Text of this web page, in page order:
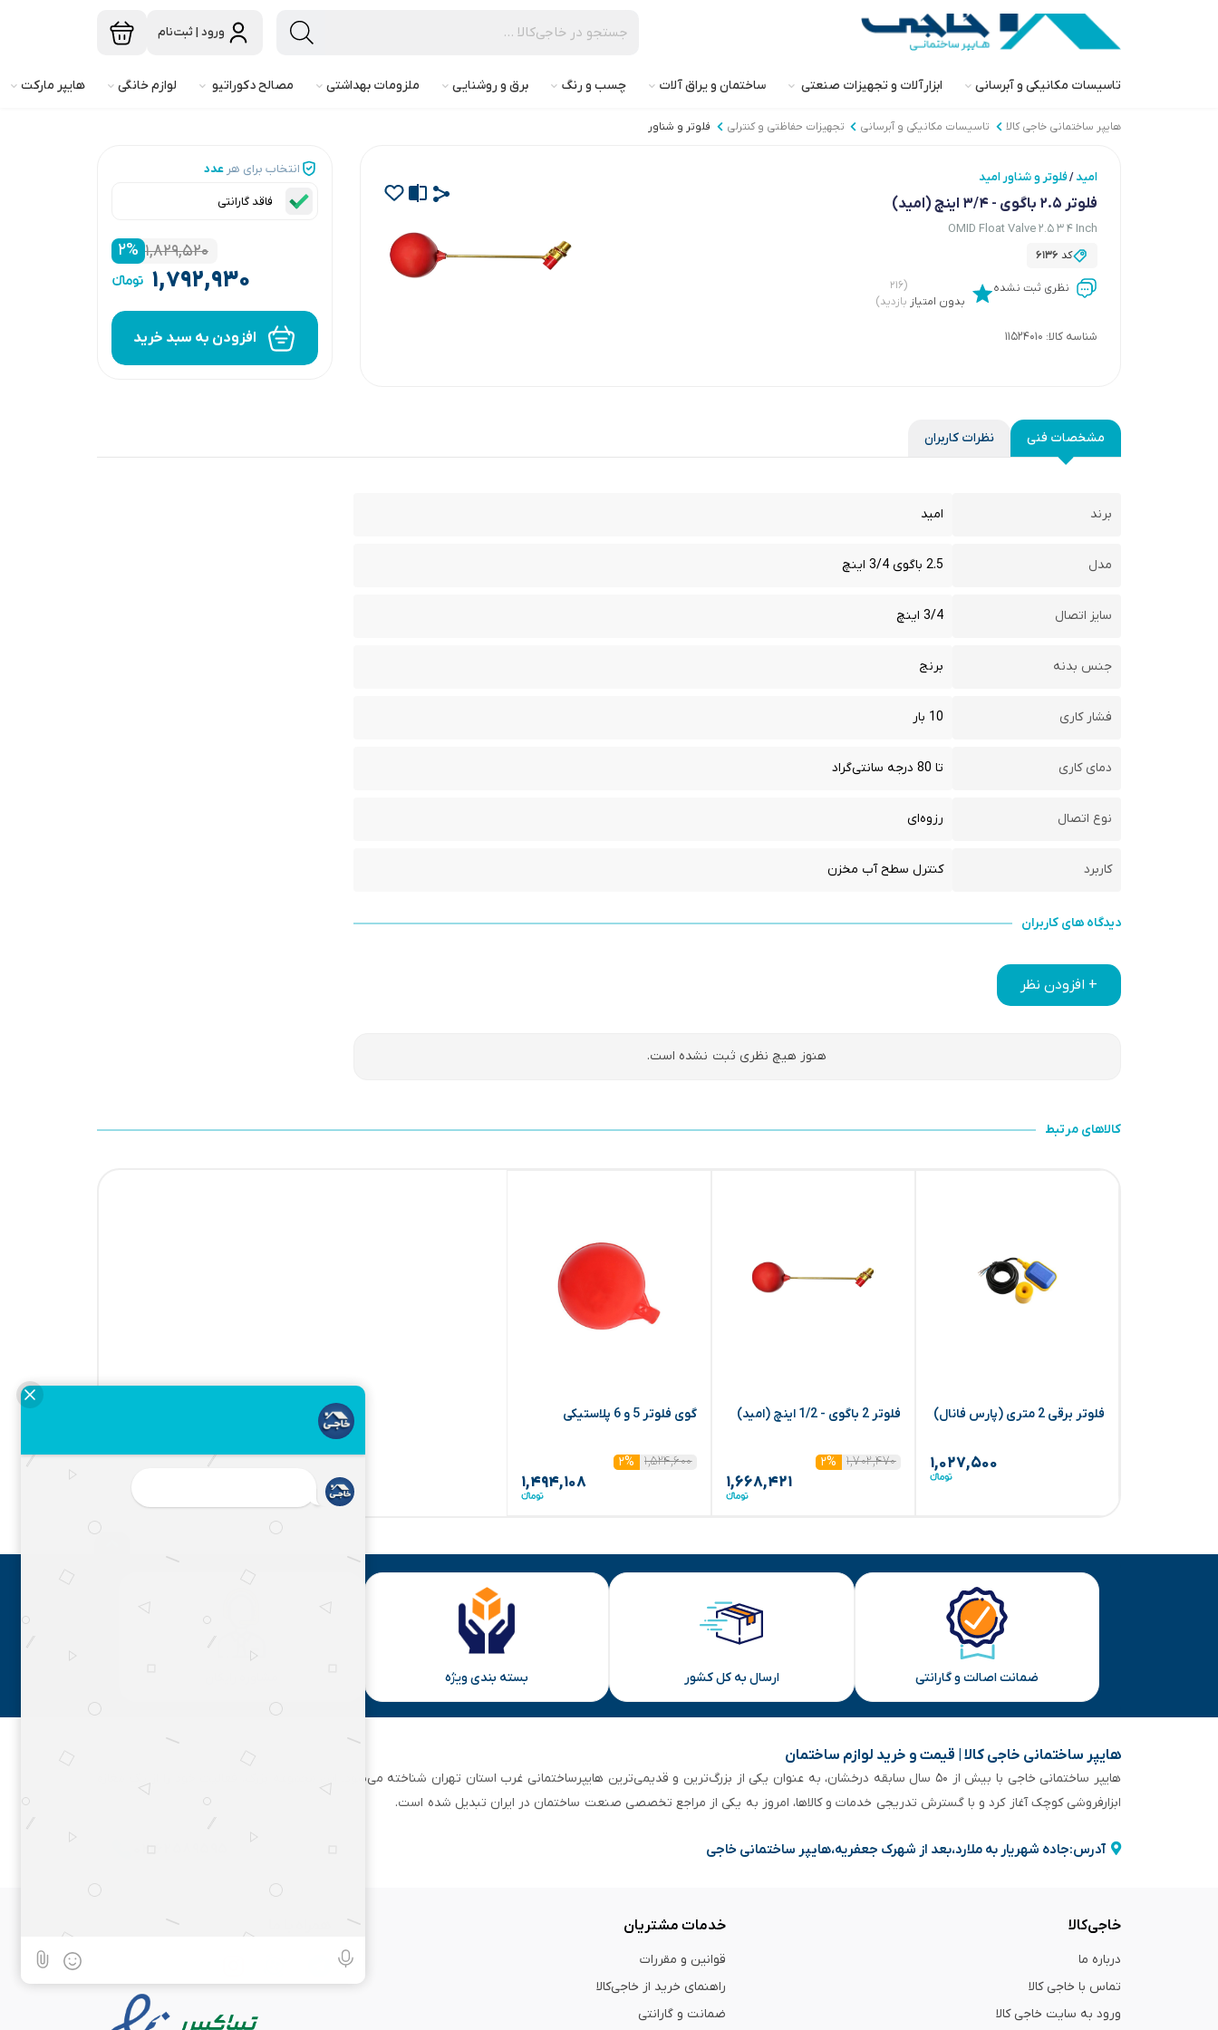
ورود | ثبت‌نام
تاسیسات مکانیکی و آبرسانی ابزارآلات و تجهیزات صنعتی ساختمان و یراق آلات چسب و رنگ برق و روشنایی ملزومات بهداشتی مصالح دکوراتیو لوازم خانگی هایپر مارکت
هایپر ساختمانی خاجی‌ کالا تاسیسات مکانیکی و آبرسانی تجهیزات حفاظتی و کنترلی فلوتر و شناور
امید/فلوتر و شناور امید
فلوتر 2.5 باگوی - 3/4 اینچ (امید)
OMID Float Valve 2.5 3 4 Inch
کد 6136
نظری ثبت نشده
بدون امتیاز
(۲۱۶
بازدید)
شناسه کالا: 11524010
انتخاب برای هر عدد
فاقد گارانتی
۲% ۱,۸۲۹,۵۲۰
۱,۷۹۲,۹۳۰
افزودن به سبد خرید
مشخصات فنی نظرات کاربران
برند امید
مدل 2.5 باگوی 3/4 اینچ
سایز اتصال 3/4 اینچ
جنس بدنه برنج
فشار کاری 10 بار
دمای کاری تا 80 درجه سانتی‌گراد
نوع اتصال رزوه‌ای
کاربرد کنترل سطح آب مخزن
دیدگاه های کاربران
+ افزودن نظر
هنوز هیچ نظری ثبت نشده است.
کالاهای مرتبط
فلوتر برقی 2 متری (پارس فانال)
۱,۰۲۷,۵۰۰
فلوتر 2 باگوی - 1/2 اینچ (امید)
۱,۷۰۲,۴۷۰ ۲%
۱,۶۶۸,۴۲۱
گوی فلوتر 5 و 6 پلاستیکی
۱,۵۲۴,۶۰۰ ۲%
۱,۴۹۴,۱۰۸
ضمانت اصالت و گارانتی ارسال به کل کشور بسته بندی ویژه
هایپر ساختمانی خاجی‌ کالا | قیمت و خرید لوازم ساختمان
هایپر ساختمانی خاجی‌ با بیش از ۵۰ سال سابقه‌ درخشان، به عنوان یکی از بزرگ‌ترین و قدیمی‌ترین هایپرساختمانی‌ غرب استان تهران شناخته می‌شود. این مجموعه بزرگ، فعالیت خود را از یک مغازه
ابزارفروشی کوچک آغاز کرد و با گسترش تدریجی خدمات و کالاها، امروز به یکی از مراجع تخصصی صنعت ساختمان در ایران تبدیل شده است.
آدرس:جاده شهریار به ملارد،بعد از شهرک جعفریه،هایپر ساختمانی خاجی
خاجی‌کالا
درباره ما
تماس با خاجی کالا
ورود به سایت خاجی‌ کالا
خدمات مشتریان
قوانین و مقررات
راهنمای خرید از خاجی‌کالا
ضمانت و گارانتی